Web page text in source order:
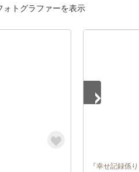
ォトグラファーを表示
『幸せ記録係